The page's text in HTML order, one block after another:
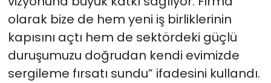
olarak bize de hem yeni iş birliklerinin
kapısını açtı hem de sektördeki güçlü
duruşumuzu doğrudan kendi evimizde
sergileme fırsatı sundu” ifadesini kullandı.